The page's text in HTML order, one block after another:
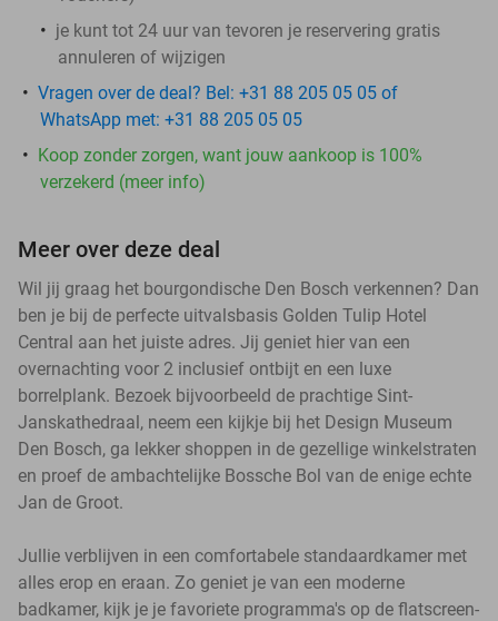
je kunt tot 24 uur van tevoren je reservering gratis
annuleren of wijzigen
Vragen over de deal? Bel: +31 88 205 05 05 of
WhatsApp met: +31 88 205 05 05
Koop zonder zorgen, want jouw aankoop is 100%
verzekerd (meer info)
Meer over deze deal
Wil jij graag het bourgondische Den Bosch verkennen? Dan
ben je bij de perfecte uitvalsbasis Golden Tulip Hotel
Central aan het juiste adres. Jij geniet hier van een
overnachting voor 2 inclusief ontbijt en een luxe
borrelplank. Bezoek bijvoorbeeld de prachtige Sint-
Janskathedraal, neem een kijkje bij het Design Museum
Den Bosch, ga lekker shoppen in de gezellige winkelstraten
en proef de ambachtelijke Bossche Bol van de enige echte
Jan de Groot.
Jullie verblijven in een comfortabele standaardkamer met
alles erop en eraan. Zo geniet je van een moderne
badkamer, kijk je je favoriete programma's op de flatscreen-